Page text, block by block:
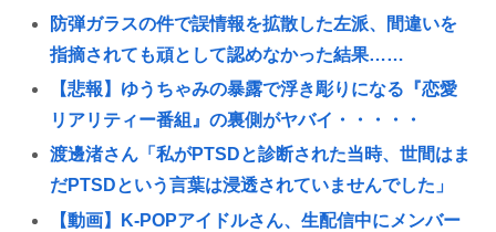
防弾ガラスの件で誤情報を拡散した左派、間違いを
指摘されても頑として認めなかった結果……
【悲報】ゆうちゃみの暴露で浮き彫りになる『恋愛
リアリティー番組』の裏側がヤバイ・・・・・
渡邊渚さん「私がPTSDと診断された当時、世間はま
だPTSDという言葉は浸透されていませんでした」
【動画】K-POPアイドルさん、生配信中にメンバー